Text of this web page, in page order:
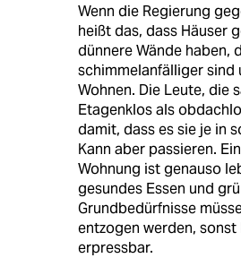
Wenn die Regierung
heißt das, dass Häuser
dünnere Wände haben,
schimmelanfälliger sind
Wohnen. Die Leute, die
Etagenklos als
damit, dass es sie je in
Kann aber passieren.
Wohnung ist genauso
gesundes Essen und
Grundbedürfnisse
entzogen werden,
erpressbar.